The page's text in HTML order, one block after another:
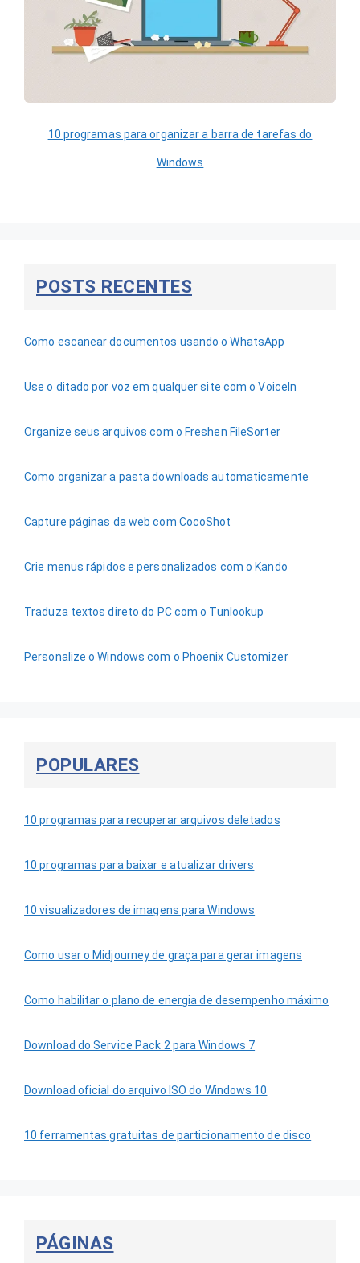
10 programas para organizar a barra de tarefas do
Windows
POSTS RECENTES
Como escanear documentos usando o WhatsApp
Use o ditado por voz em qualquer site com o VoiceIn
Organize seus arquivos com o Freshen FileSorter
Como organizar a pasta downloads automaticamente
Capture páginas da web com CocoShot
Crie menus rápidos e personalizados com o Kando
Traduza textos direto do PC com o Tunlookup
Personalize o Windows com o Phoenix Customizer
POPULARES
10 programas para recuperar arquivos deletados
10 programas para baixar e atualizar drivers
10 visualizadores de imagens para Windows
Como usar o Midjourney de graça para gerar imagens
Como habilitar o plano de energia de desempenho máximo
Download do Service Pack 2 para Windows 7
Download oficial do arquivo ISO do Windows 10
10 ferramentas gratuitas de particionamento de disco
PÁGINAS